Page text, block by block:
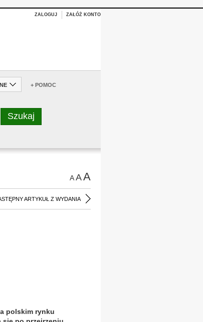
ZALOGUJ ZAŁÓŻ KONTO
+ POMOC
AAA
ARTYKUŁ Z WYDANIA
polskim rynku